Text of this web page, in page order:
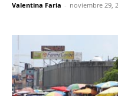
Valentina Faria - noviembre 29,